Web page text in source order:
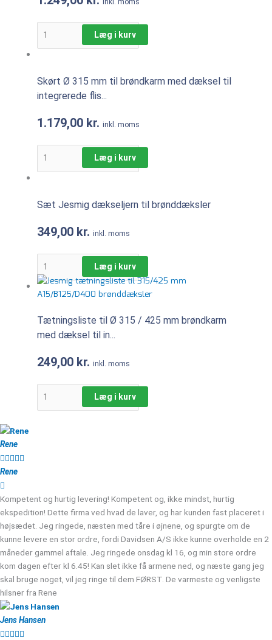
Læg i kurv
Skørt Ø 315 mm til brøndkarm med dæksel til
integrerede flis...
1.179,00 kr. inkl. moms
Læg i kurv
Sæt Jesmig dækseljern til brønddæksler
349,00 kr. inkl. moms
Læg i kurv
Tætningsliste til Ø 315 / 425 mm brøndkarm
med dæksel til in...
249,00 kr. inkl. moms
Læg i kurv
Rene

Rene
Kompetent og hurtig levering! Kompetent og, ikke mindst, hurtig
ekspedition! Dette firma ved hvad de laver, og har kunden fast placeret i
højsædet. Jeg ringede, næsten med tåre i øjnene, og spurgte om de
kunne levere en stor ordre, fordi Davidsen A/S ikke kunne overholde en 2
måneder gammel aftale. Jeg ringede onsdag kl 16, og min store ordre
kom dagen efter kl 6.45! Kan slet ikke få armene ned, og næste gang jeg
skal bruge noget, vil jeg ringe til dem FØRST. De varmeste og venligste
hilsner fra Rene
Jens Hansen
